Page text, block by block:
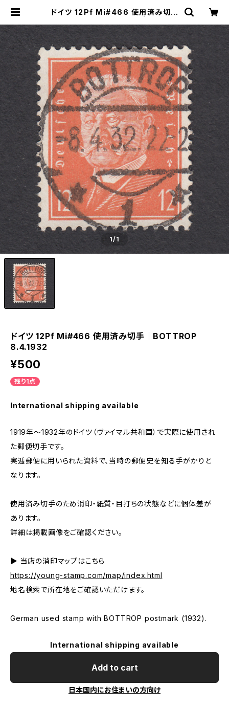
ドイツ 12Pf Mi#466 使用済み切手
タンプのネットショップ | Young St
1/1
ドイツ 12Pf Mi#466 使用済み切手｜BOTTROP
8.4.1932
¥500
残り1点
International shipping available
1919年～1932年のドイツ（ヴァイマル共和国）で実際に使用され
た郵便切手です。
実逓郵便に用いられた資料で、当時の郵便史を知る手がかりと
なります。
使用済み切手のため消印・紙質・目打ちの状態などに個体差が
あります。
詳細は掲載画像をご確認ください。
▶ 当店の消印マップはこちら
https://young-stamp.com/map/index.html
地名検索で所在地をご確認いただけます。
German used stamp with BOTTROP postmark (1932).
International shipping available
Add to cart
日本国内にお住まいの方向け